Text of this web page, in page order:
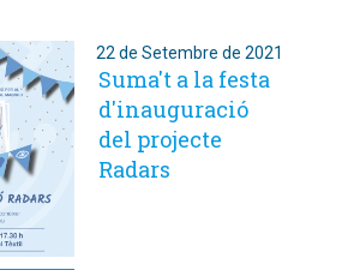
22 de Setembre de 2021
Suma't a la festa
d'inauguració
del projecte
Radars